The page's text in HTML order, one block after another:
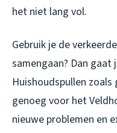
het niet lang vol.
Gebruik je de
samengaan? Dan
Huishoudspullen
genoeg voor het
nieuwe problemen en